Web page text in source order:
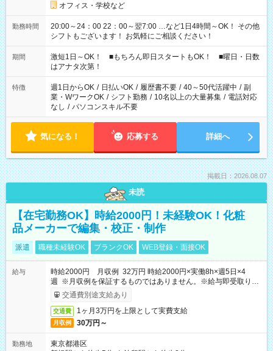
オフィス・学校など
勤務時間
20:00～24：00 22：00～翌7:00 …など1日4時間～OK！ その他
シフトもございます！ お気軽にご相談ください！
期間
激短1日～OK！ ■もちろん即日スタートもOK！ ■曜日・日数
はアナタ次第！
特徴 週1日からOK / 日払いOK / 履歴書不要 / 40～50代活躍中 / 副
業・WワークOK / シフト勤務 / 10名以上の大量募集 / 電話対応
なし / パソコンスキル不要
気になる！ 応募する 詳細へ
掲載日：2026.08.07
未読
【在宅勤務OK】時給2000円！未経験OK！化粧
品メーカーで編集・校正・制作
派遣 職種未経験OK ブランクOK WEB登録・面接OK
給与
時給2000円 月収例 32万円 時給2000円×実働8h×週5日×4
週 ※月収例を保証するものではありません。※給与即受取りサ
ービス利用可（利用条件有）
交通費別途支給あり
交通費 1ヶ月3万円を上限として実費支給
月収例 30万円～
勤務地
東京都港区